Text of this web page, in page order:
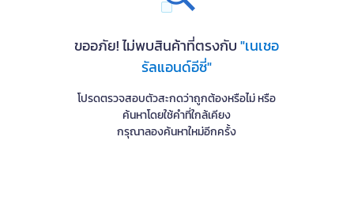
ขออภัย! ไม่พบสินค้าที่ตรงกับ"เนเชอ
รัลแอนด์อีซี่"
โปรดตรวจสอบตัวสะกดว่าถูกต้องหรือไม่ หรือ
ค้นหาโดยใช้คำที่ใกล้เคียง
กรุณาลองค้นหาใหม่อีกครั้ง